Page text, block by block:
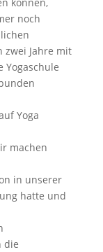
können,
noch
zwei Jahre mit
Yoga
machen
in unserer
hatte und
die